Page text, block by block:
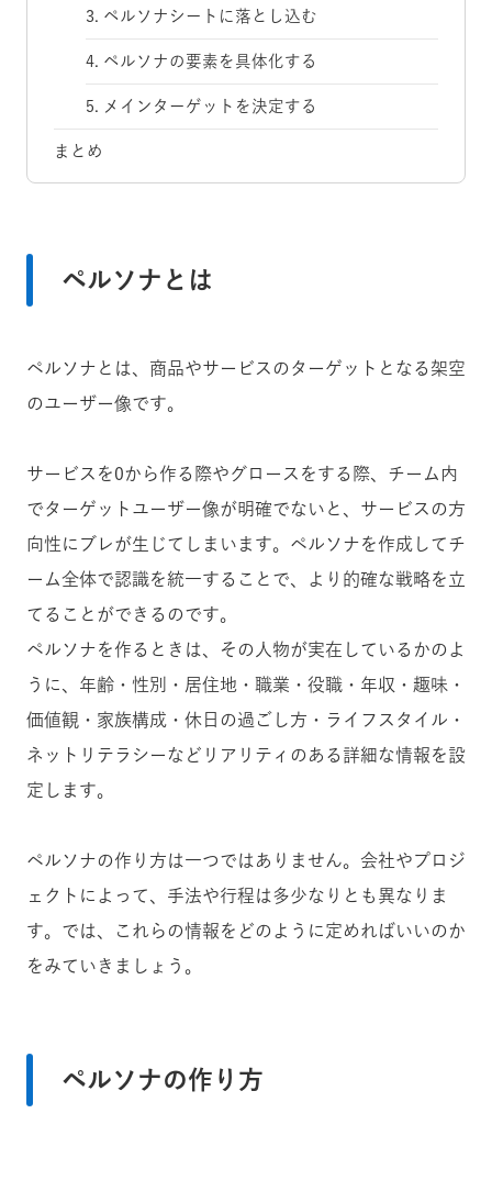
3. ペルソナシートに落とし込む
4. ペルソナの要素を具体化する
5. メインターゲットを決定する
まとめ
ペルソナとは
ペルソナとは、商品やサービスのターゲットとなる架空
のユーザー像です。
サービスを0から作る際やグロースをする際、チーム内
でターゲットユーザー像が明確でないと、サービスの方
向性にブレが生じてしまいます。ペルソナを作成してチ
ーム全体で認識を統一することで、より的確な戦略を立
てることができるのです。
ペルソナを作るときは、その人物が実在しているかのよ
うに、年齢・性別・居住地・職業・役職・年収・趣味・
価値観・家族構成・休日の過ごし方・ライフスタイル・
ネットリテラシーなどリアリティのある詳細な情報を設
定します。
ペルソナの作り方は一つではありません。会社やプロジ
ェクトによって、手法や行程は多少なりとも異なりま
す。では、これらの情報をどのように定めればいいのか
をみていきましょう。
ペルソナの作り方